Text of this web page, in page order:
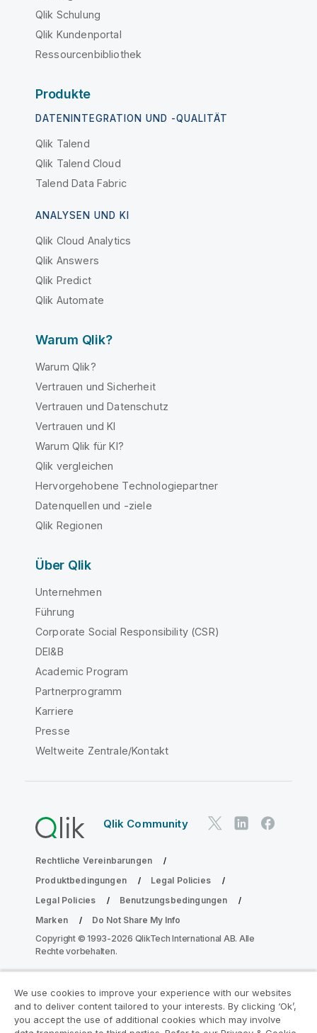
Qlik Schulung
Qlik Kundenportal
Ressourcenbibliothek
Produkte
DATENINTEGRATION UND -QUALITÄT
Qlik Talend
Qlik Talend Cloud
Talend Data Fabric
ANALYSEN UND KI
Qlik Cloud Analytics
Qlik Answers
Qlik Predict
Qlik Automate
Warum Qlik?
Warum Qlik?
Vertrauen und Sicherheit
Vertrauen und Datenschutz
Vertrauen und KI
Warum Qlik für KI?
Qlik vergleichen
Hervorgehobene Technologiepartner
Datenquellen und -ziele
Qlik Regionen
Über Qlik
Unternehmen
Führung
Corporate Social Responsibility (CSR)
DEI&B
Academic Program
Partnerprogramm
Karriere
Presse
Weltweite Zentrale/Kontakt
Qlik Community
Rechtliche Vereinbarungen
Produktbedingungen
Legal Policies
Legal Policies
Benutzungsbedingungen
Marken
Do Not Share My Info
Copyright © 1993-2026 QlikTech International AB. Alle
Rechte vorbehalten.
Nehmen Sie am Analyse-
Modernisierungsprogramm teil
We use cookies to improve your experience with our websites
and to deliver content tailored to your interests. By clicking ‘Ok’,
you accept the use of additional cookies which may involve